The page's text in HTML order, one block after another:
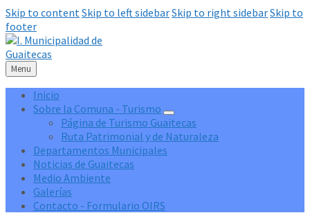
Skip to contentSkip to left sidebarSkip to right sidebarSkip to
footer
Menu
Inicio
Sobre la Comuna - Turismo
Página de Turismo Guaitecas
Ruta Patrimonial y de Naturaleza
Departamentos Municipales
Noticias de Guaitecas
Medio Ambiente
Galerías
Contacto - Formulario OIRS